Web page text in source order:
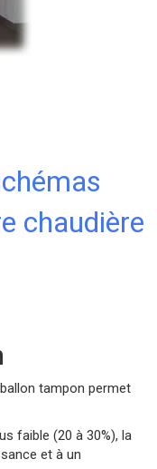
chaudière
tampon permet
faible (20 à 30%), la
et à un